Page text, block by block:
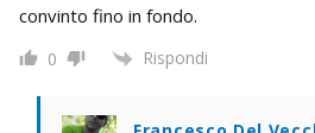
convinto fino in fondo.
0 Rispondi